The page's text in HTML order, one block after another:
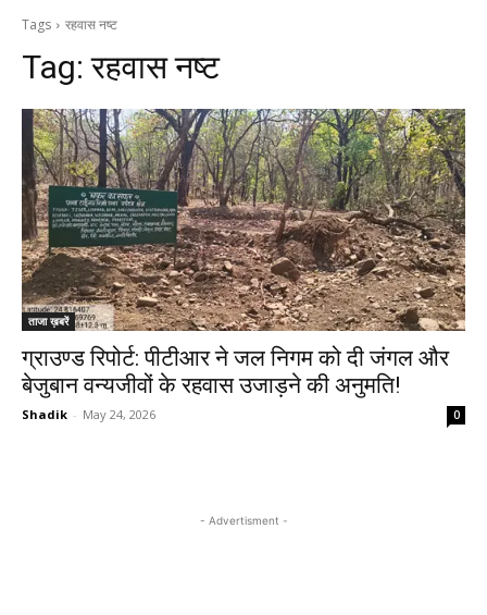
Tags रहवास नष्ट
Tag:रहवास नष्ट
ताजा ख़बरें
ग्राउण्ड रिपोर्ट: पीटीआर ने जल निगम को दी जंगल और
बेजुबान वन्यजीवों के रहवास उजाड़ने की अनुमति!
Shadik - May 24, 2026 0
- Advertisment -